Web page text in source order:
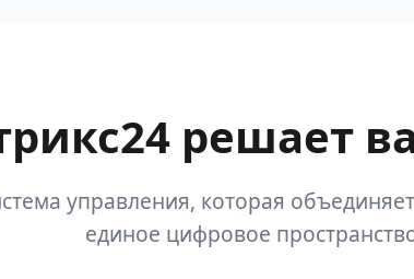
решает
управления, которая
единое цифровое